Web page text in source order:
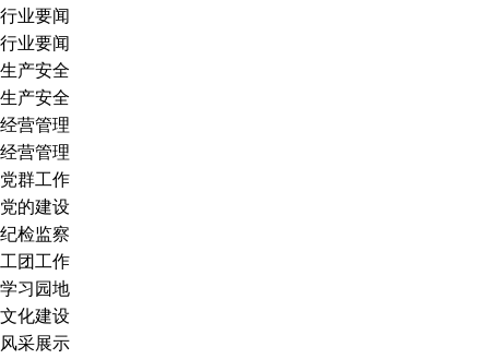
行业要闻
行业要闻
生产安全
生产安全
经营管理
经营管理
党群工作
党的建设
纪检监察
工团工作
学习园地
文化建设
风采展示